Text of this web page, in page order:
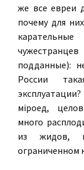
же все евреи
почему для
подданные):
России
мiроед,
много
из жидов,
ограниченном